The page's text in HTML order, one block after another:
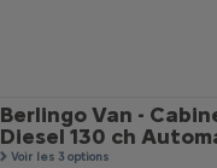
Berlingo Van -
Diesel 130 ch
Voir les 3 options